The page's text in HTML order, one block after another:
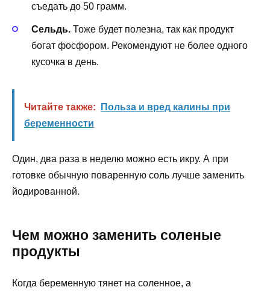
съедать до 50 грамм.
Сельдь. Тоже будет полезна, так как продукт
богат фосфором. Рекомендуют не более одного
кусочка в день.
Читайте также:
Польза и вред калины при
беременности
Один, два раза в неделю можно есть икру. А при
готовке обычную поваренную соль лучше заменить
йодированной.
Чем можно заменить соленые
продукты
Когда беременную тянет на соленное, а